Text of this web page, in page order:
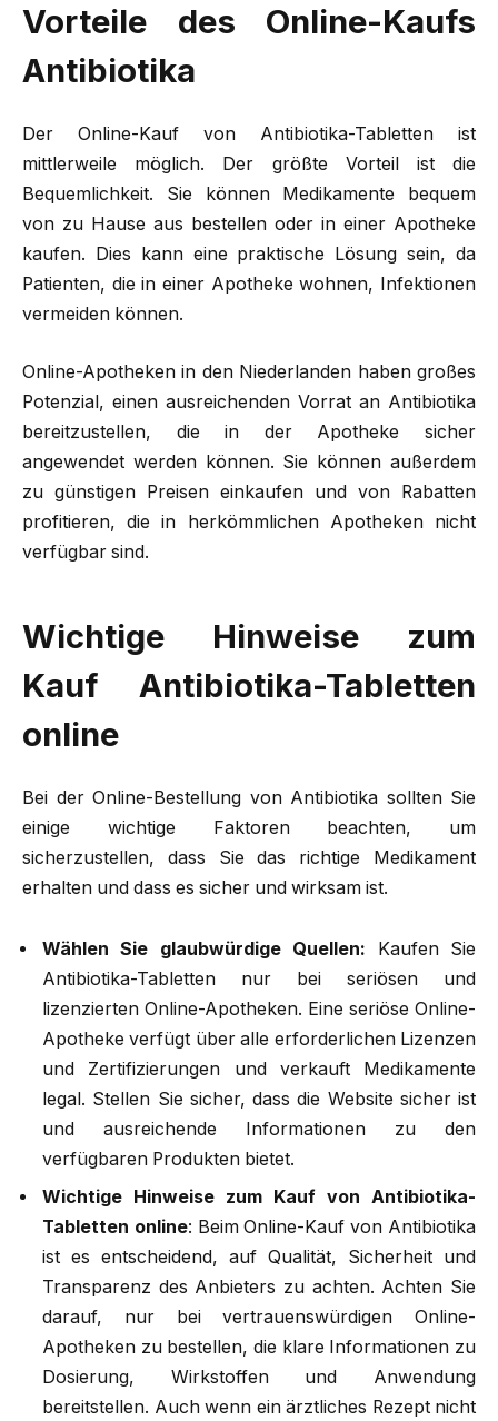
Vorteile des Online-Kaufs
Antibiotika
Der Online-Kauf von Antibiotika-Tabletten ist
mittlerweile möglich. Der größte Vorteil ist die
Bequemlichkeit. Sie können Medikamente bequem
von zu Hause aus bestellen oder in einer Apotheke
kaufen. Dies kann eine praktische Lösung sein, da
Patienten, die in einer Apotheke wohnen, Infektionen
vermeiden können.
Online-Apotheken in den Niederlanden haben großes
Potenzial, einen ausreichenden Vorrat an Antibiotika
bereitzustellen, die in der Apotheke sicher
angewendet werden können. Sie können außerdem
zu günstigen Preisen einkaufen und von Rabatten
profitieren, die in herkömmlichen Apotheken nicht
verfügbar sind.
Wichtige Hinweise zum
Kauf Antibiotika-Tabletten
online
Bei der Online-Bestellung von Antibiotika sollten Sie
einige wichtige Faktoren beachten, um
sicherzustellen, dass Sie das richtige Medikament
erhalten und dass es sicher und wirksam ist.
Wählen Sie glaubwürdige Quellen:
Kaufen Sie
Antibiotika-Tabletten nur bei seriösen und
lizenzierten Online-Apotheken. Eine seriöse Online-
Apotheke verfügt über alle erforderlichen Lizenzen
und Zertifizierungen und verkauft Medikamente
legal. Stellen Sie sicher, dass die Website sicher ist
und ausreichende Informationen zu den
verfügbaren Produkten bietet.
Wichtige Hinweise zum Kauf von Antibiotika-
Tabletten online: Beim Online-Kauf von Antibiotika
ist es entscheidend, auf Qualität, Sicherheit und
Transparenz des Anbieters zu achten. Achten Sie
darauf, nur bei vertrauenswürdigen Online-
Apotheken zu bestellen, die klare Informationen zu
Dosierung, Wirkstoffen und Anwendung
bereitstellen. Auch wenn ein ärztliches Rezept nicht